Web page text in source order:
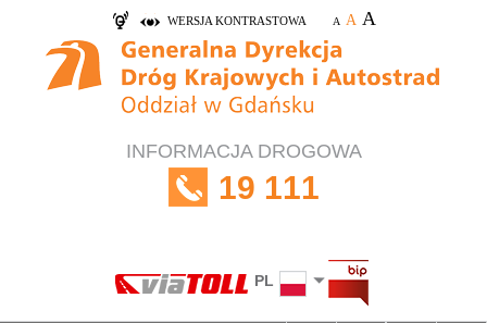
WERSJA KONTRASTOWA A A A
INFORMACJA DROGOWA
19 111
PL